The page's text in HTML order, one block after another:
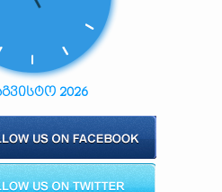
2026